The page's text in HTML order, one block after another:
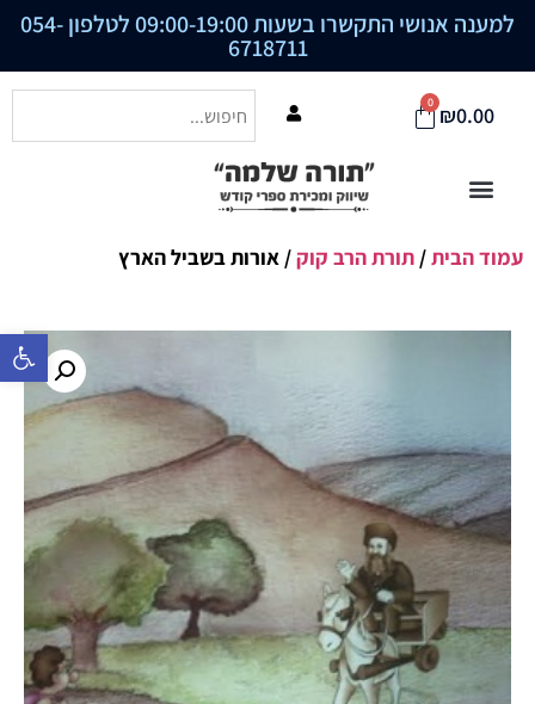
פתח סרגל
למענה אנושי התקשרו בשעות 09:00-19:00 לטלפון 054-
6718711
₪0.00
0
עמוד הבית/ תורת הרב קוק/ אורות בשביל הארץ